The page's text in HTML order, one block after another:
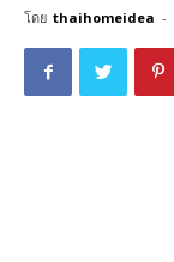
โดย thaihomeidea -